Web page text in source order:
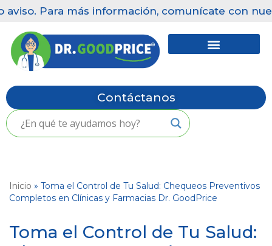
Saltar
al
contenido
Para más información, comunícate con
Contáctanos
Inicio » Toma el Control de Tu Salud: Chequeos Preventivos
Completos en Clínicas y Farmacias Dr. GoodPrice
Toma el Control de Tu Salud: